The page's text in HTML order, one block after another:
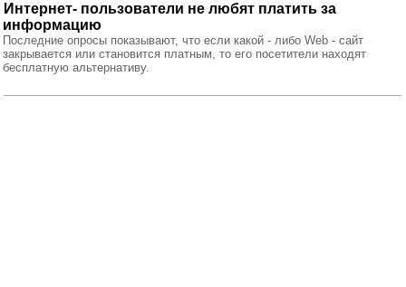
Интернет- пользователи не любят платить за
информацию
Последние опросы показывают, что если какой - либо Web - сайт
закрывается или становится платным, то его посетители находят
бесплатную альтернативу.